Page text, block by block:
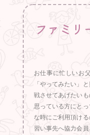
ファミリ
お仕事に忙しいお
「やってみたい」
戦させてあげたい
思っている方にと
な時にご利用頂け
習い事先へ協力会